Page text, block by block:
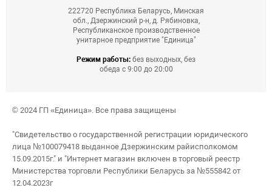
222720 Республика Беларусь, Минская
обл., Дзержинский р-н, д. Рябиновка,
Республиканское производственное
унитарное предприятие "Единица"
Режим работы: без выходных, без
обеда с 9:00 до 20:00
© 2024 ГП «Единица». Все права защищены
"Свидетельство о государственной регистрации юридического
лица №100079418 выданное Дзержинским райисполкомом
15.09.2015г." и "Интернет магазин включен в торговый реестр
Министерства торговли Республики Беларусь за №555842 от
12.04.2023г